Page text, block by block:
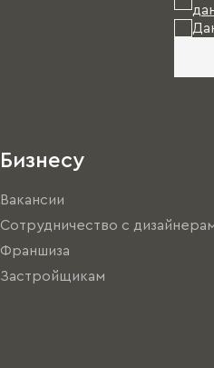
Бизнесу
Вакансии
Сотрудничество с
Франшиза
Застройщикам